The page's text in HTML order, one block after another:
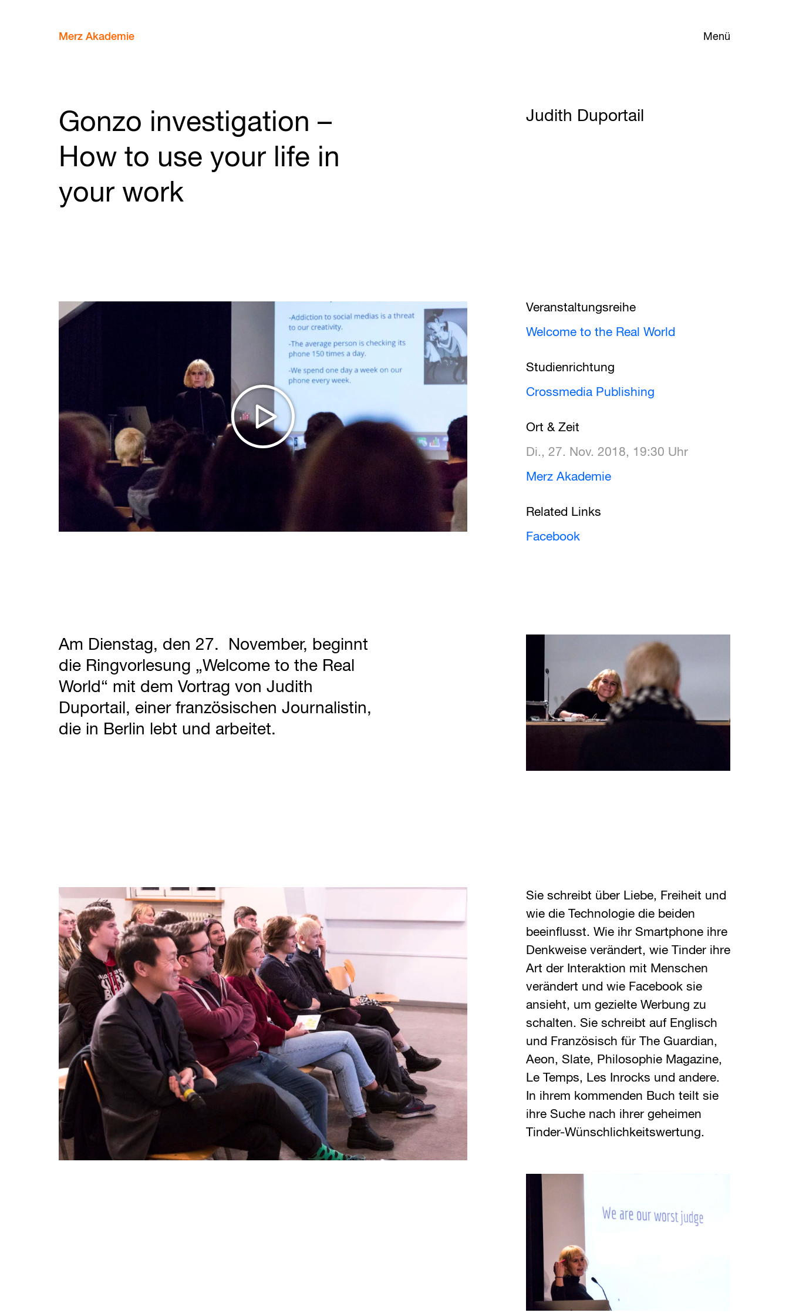
Menü
Merz Akademie
Gonzo investigation –
How to use your life in
your work
Judith Duportail
Veranstaltungsreihe
Welcome to the Real World
Studienrichtung
Crossmedia Publishing
Ort & Zeit
Di., 27. Nov. 2018, 19:30 Uhr
Merz Akademie
Related Links
Facebook
Am Dienstag, den 27. November, beginnt
die Ringvorlesung „Welcome to the Real
World“ mit dem Vortrag von Judith
Duportail, einer französischen Journalistin,
die in Berlin lebt und arbeitet.
Sie schreibt über Liebe, Freiheit und
wie die Technologie die beiden
beeinflusst. Wie ihr Smartphone ihre
Denkweise verändert, wie Tinder ihre
Art der Interaktion mit Menschen
verändert und wie Facebook sie
ansieht, um gezielte Werbung zu
schalten. Sie schreibt auf Englisch
und Französisch für The Guardian,
Aeon, Slate, Philosophie Magazine,
Le Temps, Les Inrocks und andere.
In ihrem kommenden Buch teilt sie
ihre Suche nach ihrer geheimen
Tinder-Wünschlichkeitswertung.